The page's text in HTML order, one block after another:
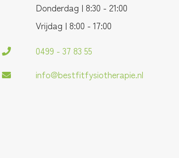
Donderdag | 8:30 - 21:00
Vrijdag | 8:00 - 17:00
0499 - 37 83 55
info@bestfitfysiotherapie.nl